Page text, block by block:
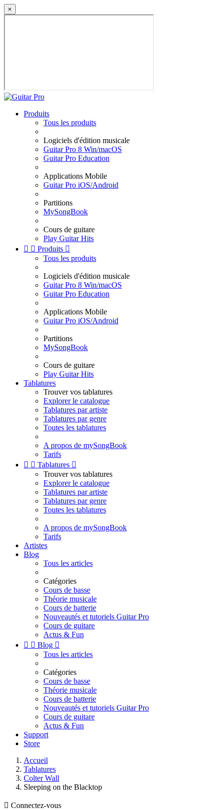
×
Produits
Tous les produits
Logiciels d'édition musicale
Guitar Pro 8 Win/macOS
Guitar Pro Education
Applications Mobile
Guitar Pro iOS/Android
Partitions
MySongBook
Cours de guitare
Play Guitar Hits
  Produits 
Tous les produits
Logiciels d'édition musicale
Guitar Pro 8 Win/macOS
Guitar Pro Education
Applications Mobile
Guitar Pro iOS/Android
Partitions
MySongBook
Cours de guitare
Play Guitar Hits
Tablatures
Trouver vos tablatures
Explorer le catalogue
Tablatures par artiste
Tablatures par genre
Toutes les tablatures
A propos de mySongBook
Tarifs
  Tablatures 
Trouver vos tablatures
Explorer le catalogue
Tablatures par artiste
Tablatures par genre
Toutes les tablatures
A propos de mySongBook
Tarifs
Artistes
Blog
Tous les articles
Catégories
Cours de basse
Théorie musicale
Cours de batterie
Nouveautés et tutoriels Guitar Pro
Cours de guitare
Actus & Fun
  Blog 
Tous les articles
Catégories
Cours de basse
Théorie musicale
Cours de batterie
Nouveautés et tutoriels Guitar Pro
Cours de guitare
Actus & Fun
Support
Store
Accueil
Tablatures
Colter Wall
Sleeping on the Blacktop
 Connectez-vous